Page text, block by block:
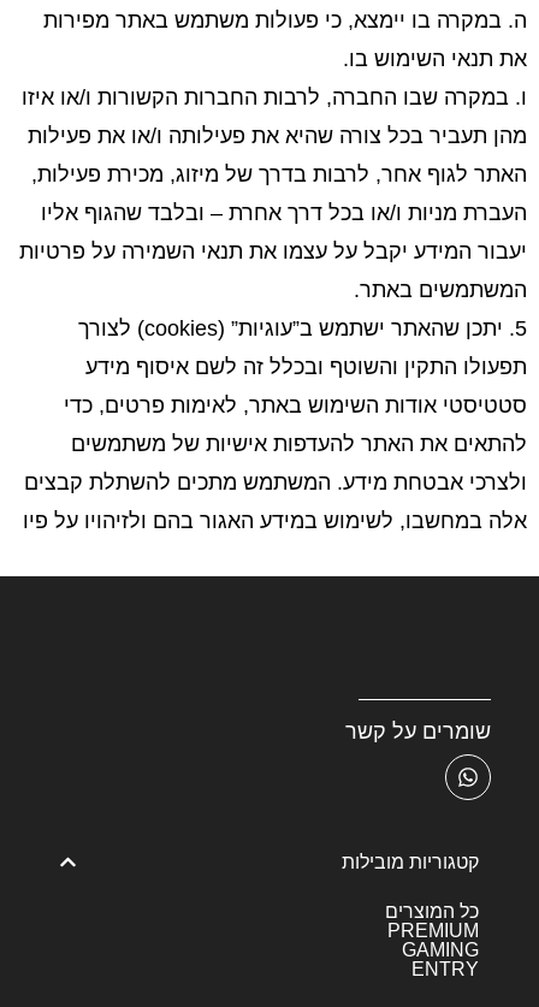
ה. במקרה בו יימצא, כי פעולות משתמש באתר מפירות
את תנאי השימוש בו.
ו. במקרה שבו החברה, לרבות החברות הקשורות ו/או איזו
מהן תעביר בכל צורה שהיא את פעילותה ו/או את פעילות
האתר לגוף אחר, לרבות בדרך של מיזוג, מכירת פעילות,
העברת מניות ו/או בכל דרך אחרת – ובלבד שהגוף אליו
יעבור המידע יקבל על עצמו את תנאי השמירה על פרטיות
המשתמשים באתר.
5. יתכן שהאתר ישתמש ב”עוגיות” (cookies) לצורך
תפעולו התקין והשוטף ובכלל זה לשם איסוף מידע
סטטיסטי אודות השימוש באתר, לאימות פרטים, כדי
להתאים את האתר להעדפות אישיות של משתמשים
ולצרכי אבטחת מידע. המשתמש מתכים להשתלת קבצים
אלה במחשבו, לשימוש במידע האגור בהם ולזיהויו על פיו
שומרים על קשר
קטגוריות מובילות
כל המוצרים
PREMIUM
GAMING
ENTRY